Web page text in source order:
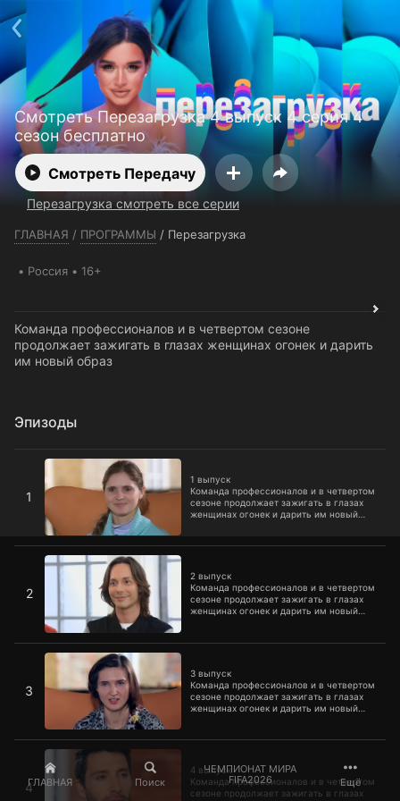
ГЛАВНАЯ Поиск
ЧЕМПИОНАТ МИРА
FIFA2026
Ещё
Смотреть Перезагрузка 4 выпуск 4 серия 4
сезон бесплатно
Смотреть Передачу
Перезагрузка смотреть все серии
ГЛАВНАЯ / ПРОГРАММЫ / Перезагрузка
Россия 16+
Команда профессионалов и в четвертом сезоне
продолжает зажигать в глазах женщинах огонек и дарить
им новый образ
Эпизоды
1
1 выпуск
Команда профессионалов и в четвертом
сезоне продолжает зажигать в глазах
женщинах огонек и дарить им новый
1 выпуск
2
2 выпуск
Команда профессионалов и в четвертом
сезоне продолжает зажигать в глазах
женщинах огонек и дарить им новый
2 выпуск
3
3 выпуск
Команда профессионалов и в четвертом
сезоне продолжает зажигать в глазах
женщинах огонек и дарить им новый
3 выпуск
4
4 выпуск
Команда профессионалов и в четвертом
сезоне продолжает зажигать в глазах
4 выпуск
Телефон поддержки: +7 (727) 323 10 92
Пользовательское соглашение
Политика конфиденциальности
Открыть приложение
Ввести промокод